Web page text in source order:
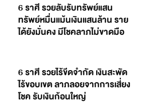
6 ราศี รวยลับรับทรัพย์แสน
ทรัพย์หมื่นแม้นเงินแสนล้าน ราย
ได้ยังมั่นคง มีโชคลาภไม่ขาดมือ
6 ราศี รวยไร้ขีดจำกัด เงินสะพัด
ไร้ขอบเขต ลาภลอยจากการเสี่ยง
โชค รับเงินก้อนใหญ่